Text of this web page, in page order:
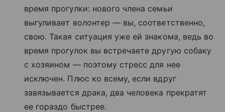
время прогулки: нового члена семьи
выгуливает волонтер — вы, соответственно,
свою. Такая ситуация уже ей знакома, ведь во
время прогулок вы встречаете другую собаку
с хозяином — поэтому стресс для нее
исключен. Плюс ко всему, если вдруг
завязывается драка, два человека прекратят
ее гораздо быстрее.